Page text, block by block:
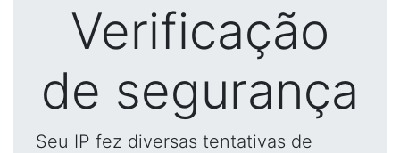
Verificação
de segurança
Seu IP fez diversas tentativas de